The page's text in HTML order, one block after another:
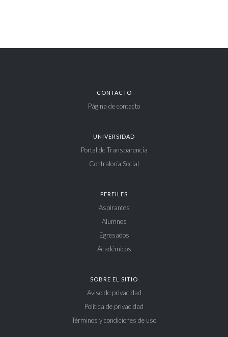
CONTACTO
Página de contacto
UNIVERSIDAD
Portal de Transparencia
Contraloría Social
PERFILES
Aspirantes
Alumnos
Egresados
Académicos
SOBRE EL SITIO
Aviso de privacidad
Política de privacidad
Términos y condiciones de uso